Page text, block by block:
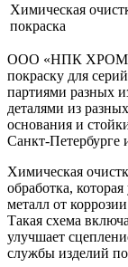
Химическая
покраска
ООО «НПК ХРОМ»
покраску для
партиями разных
деталями из
основания и
Санкт-Петербурге
Химическая
обработка,
металл от
Такая схема
улучшает
службы изделий